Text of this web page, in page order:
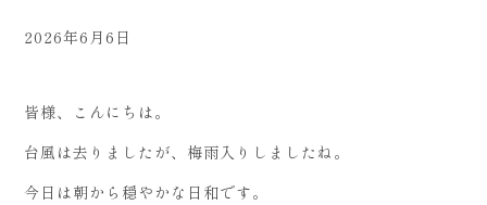
2026年6月6日
皆様、こんにちは。
台風は去りましたが、梅雨入りしましたね。
今日は朝から穏やかな日和です。